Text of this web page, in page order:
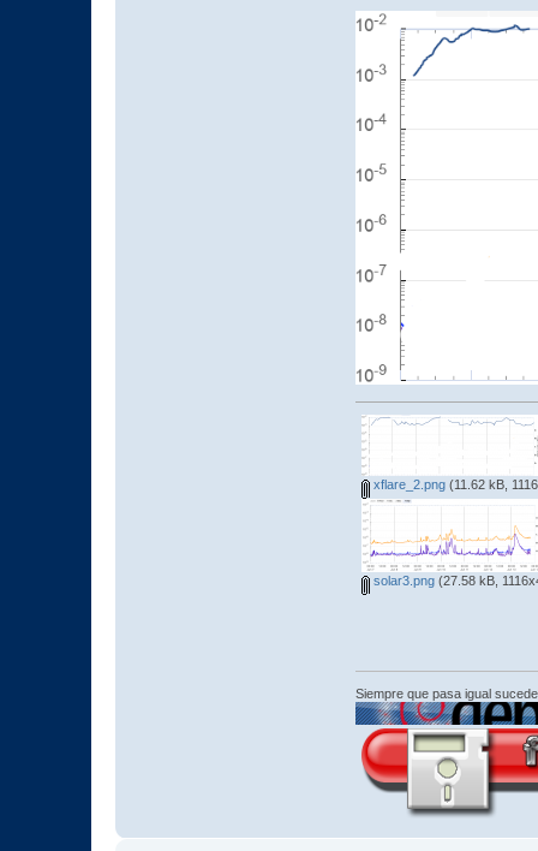
xflare_2.png(11.62 kB,
solar3.png(27.58 kB,
Siempre que pasa igual